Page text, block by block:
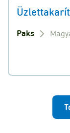
Paks